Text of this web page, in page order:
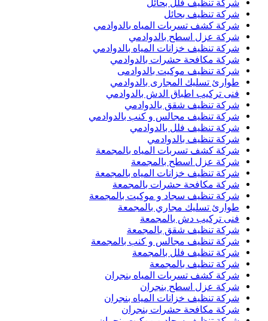
شركة تنظيف فلل بحائل
شركة تنظيف بحائل
شركة كشف تسربات المياه بالدوادمي
شركة عزل اسطح بالدوادمي
شركة تنظيف خزانات المياه بالدوادمي
شركة مكافحة حشرات بالدوادمي
شركة تنظيف موكيت بالدوادمى
طوارئ تسليك المجارى بالدوادمي
فنى تركيب اطباق الدش بالدوادمي
شركة تنظيف شقق بالدوادمي
شركة تنظيف مجالس و كنب بالدوادمي
شركة تنظيف فلل بالدوادمي
شركة تنظيف بالدوادمي
شركة كشف تسربات المياه بالمجمعة
شركة عزل اسطح بالمجمعة
شركة تنظيف خزانات المياه بالمجمعة
شركة مكافحة حشرات بالمجمعة
شركة تنظيف سجاد و موكيت بالمجمعة
طوارئ تسليك مجاري بالمجمعة
فنى تركيب دش بالمجمعة
شركة تنظيف شقق بالمجمعة
شركة تنظيف مجالس و كنب بالمجمعة
شركة تنظيف فلل بالمجمعة
شركة تنظيف بالمجمعة
شركة كشف تسربات المياه بنجران
شركة عزل اسطح بنجران
شركة تنظيف خزانات المياه بنجران
شركة مكافحة حشرات بنجران